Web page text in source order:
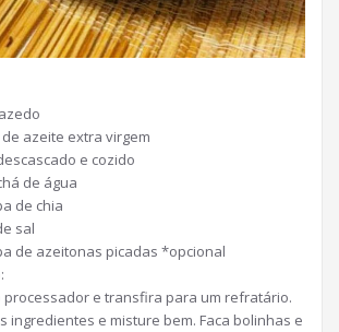
azeite extra virgem
e cozido
de água
de chia
sal
de azeitonas picadas *opcional
processador e transfira para um refratário.
ingredientes e misture bem. Faca bolinhas e